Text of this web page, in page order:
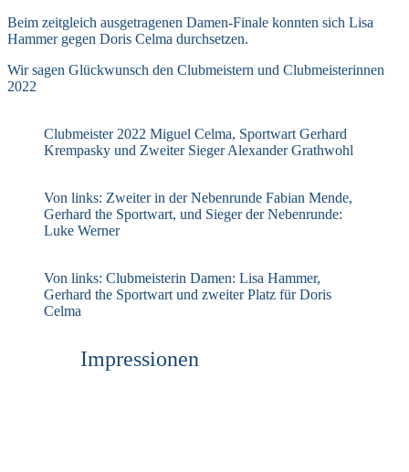
Beim zeitgleich ausgetragenen Damen-Finale konnten sich Lisa
Hammer gegen Doris Celma durchsetzen.
Wir sagen Glückwunsch den Clubmeistern und Clubmeisterinnen
2022
Clubmeister 2022 Miguel Celma, Sportwart Gerhard
Krempasky und Zweiter Sieger Alexander Grathwohl
Von links: Zweiter in der Nebenrunde Fabian Mende,
Gerhard the Sportwart, und Sieger der Nebenrunde:
Luke Werner
Von links: Clubmeisterin Damen: Lisa Hammer,
Gerhard the Sportwart und zweiter Platz für Doris
Celma
Impressionen